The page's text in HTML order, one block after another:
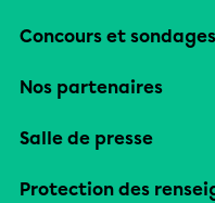
Concours et sondages
Nos partenaires
Salle de presse
Protection des